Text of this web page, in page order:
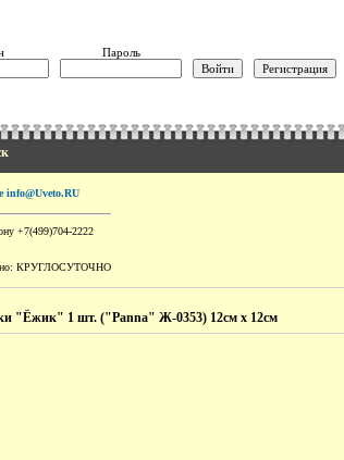
Пароль
info@Uveto.RU
+7(499)704-2222
КРУГЛОСУТОЧНО
"Ёжик" 1 шт. ("Panna" Ж-0353) 12см х 12см